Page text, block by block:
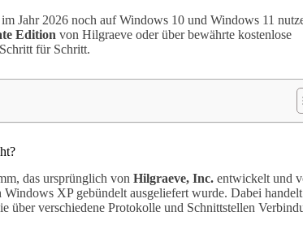
Jahr 2026 noch auf Windows 10 und Windows 11
Edition von Hilgraeve oder über bewährte kostenlose
für Schritt.
das ursprünglich von Hilgraeve, Inc. entwickelt und
XP gebündelt ausgeliefert wurde. Dabei handelt
über verschiedene Protokolle und Schnittstellen